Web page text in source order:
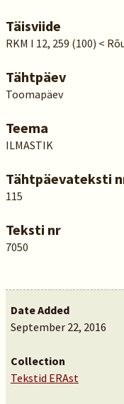
Täisviide
RKM I 12, 259 (100) <
Tähtpäev
Toomapäev
Teema
ILMASTIK
Tähtpäevateksti
115
Teksti nr
7050
Date Added
September 22, 2016
Collection
Tekstid ERAst